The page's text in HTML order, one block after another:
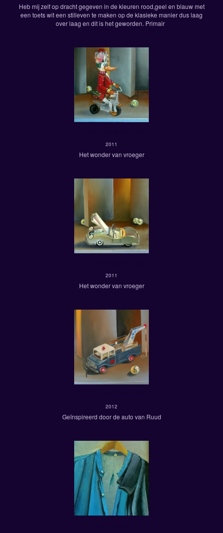
Heb mij zelf op dracht gegeven in de kleuren rood,geel en blauw met
een toets wit een stilleven te maken op de klasieke manier dus laag
over laag en dit is het geworden. Primair
2011
Het wonder van vroeger
2011
Het wonder van vroeger
2012
Geïnspireerd door de auto van Ruud